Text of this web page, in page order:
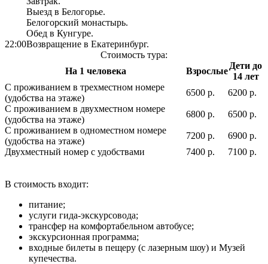
Выезд в Белогорье.
Белогорский монастырь.
Обед в Кунгуре.
22:00Возвращение в Екатеринбург.
Стоимость тура:
На 1 человека
Взрослые
Дети до
14 лет
С проживанием в трехместном номере
(удобства на этаже)
6500 р.
6200 р.
С проживанием в двухместном номере
(удобства на этаже)
6800 р.
6500 р.
С проживанием в одноместном номере
(удобства на этаже)
7200 р.
6900 р.
Двухместный номер с удобствами
7400 р. 7100 р.
В стоимость входит:
питание;
услуги гида-экскурсовода;
трансфер на комфортабельном автобусе;
экскурсионная программа;
входные билеты в пещеру (с лазерным шоу) и Музей
купечества.